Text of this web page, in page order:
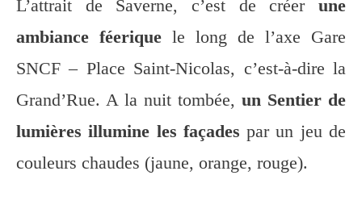
L’attrait de Saverne, c’est de créer une
ambiance féerique le long de l’axe Gare
SNCF – Place Saint-Nicolas, c’est-à-dire la
Grand’Rue. A la nuit tombée, un Sentier de
lumières illumine les façades par un jeu de
couleurs chaudes (jaune, orange, rouge).